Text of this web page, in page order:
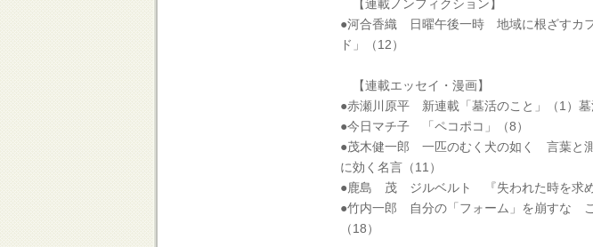
【連載ノンフィクション】
●河合香織 日曜午後一時 地域に根ざすカ
ド」（12）
【連載エッセイ・漫画】
●赤瀬川原平 新連載「墓活のこと」（1）墓
●今日マチ子 「ペコポコ」（8）
●茂木健一郎 一匹のむく犬の如く 言葉と
に効く名言（11）
●鹿島 茂 ジルベルト 『失われた時を求め
●竹内一郎 自分の「フォーム」を崩すな
（18）